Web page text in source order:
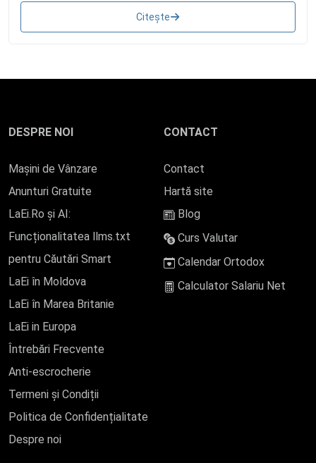
Citește
DESPRE NOI
Mașini de Vânzare
Anunturi Gratuite
LaEi.Ro și AI:
Funcționalitatea llms.txt
pentru Căutări Smart
LaEi în Moldova
LaEi în Marea Britanie
LaEi in Europa
Întrebări Frecvente
Anti-escrocherie
Termeni și Condiții
Politica de Confidențialitate
Despre noi
CONTACT
Contact
Hartă site
Blog
Curs Valutar
Calendar Ortodox
Calculator Salariu Net